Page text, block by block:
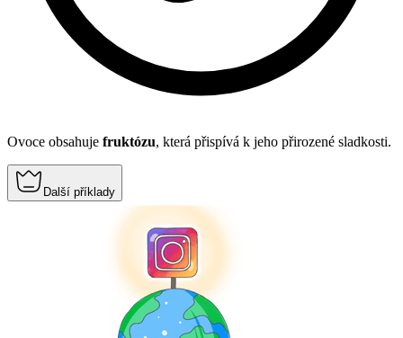
Ovoce obsahuje fruktózu, která přispívá k jeho přirozené sladkosti.
Další příklady